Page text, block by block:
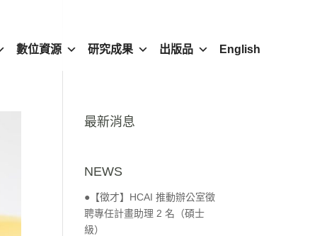
數位資源 研究成果 出版品 English
最新消息
NEWS
●【徵才】HCAI 推動辦公室徵
聘專任計畫助理 2 名（碩士
級）